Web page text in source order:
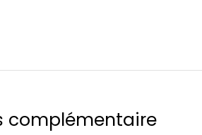
complémentaire